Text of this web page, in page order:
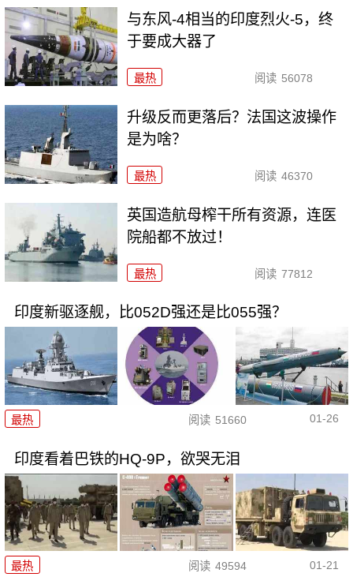
与东风-4相当的印度烈火-5，终
于要成大器了
最热 阅读 56078
升级反而更落后？法国这波操作
是为啥？
最热 阅读 46370
英国造航母榨干所有资源，连医
院船都不放过！
最热 阅读 77812
印度新驱逐舰，比052D强还是比055强？
最热 阅读 51660 01-26
印度看着巴铁的HQ-9P，欲哭无泪
最热 阅读 49594 01-21